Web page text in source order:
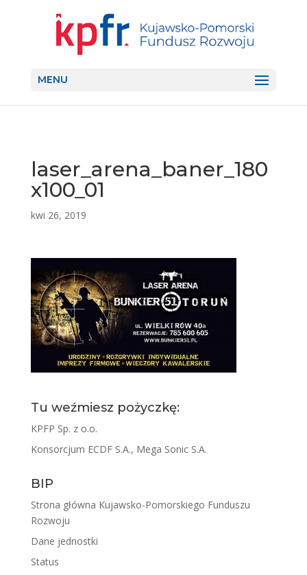
MENU
laser_arena_baner_180
x100_01
kwi 26, 2019
Tu weźmiesz pożyczkę:
KPFP Sp. z o.o.
Konsorcjum ECDF S.A., Mega Sonic S.A.
BIP
Strona główna Kujawsko-Pomorskiego Funduszu
Rozwoju
Dane jednostki
Status